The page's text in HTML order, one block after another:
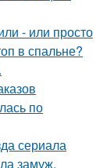
- или просто
в спальне?
по
сериала
замуж.